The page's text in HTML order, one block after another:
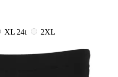
XL 24t
2XL